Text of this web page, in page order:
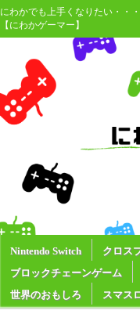
にわかでも上手くなりたい・・
【にわかゲーマー】
Nintendo Switch クロス
ブロックチェーンゲーム
世界のおもしろ
スマス